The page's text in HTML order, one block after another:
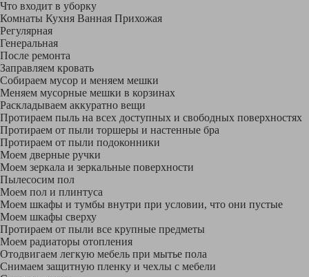
Что входит в уборку
Регу­лярная
Гене­ральная
После ремонта
Заправляем кровать
Собираем мусор и меняем мешки
Меняем мусорные мешки в корзинах
Раскладываем аккуратно вещи
Протираем пыль на всех доступных и свободных поверхностях
Протираем от пыли торшеры и настенные бра
Протираем от пыли подоконники
Моем дверные ручки
Моем зеркала и зеркальные поверхности
Пылесосим пол
Моем пол и плинтуса
Моем шкафы и тумбы внутри при условии, что они пустые
Моем шкафы сверху
Протираем от пыли все крупные предметы
Моем радиаторы отопления
Отодвигаем легкую мебель при мытье пола
Снимаем защитную пленку и чехлы с мебели